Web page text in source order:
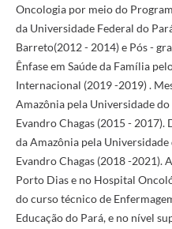
Oncologia por meio do
da Universidade Federal do
Barreto(2012 - 2014) e Pós -
Ênfase em Saúde da Família
Internacional (2019 -2019) .
Amazônia pela Universidade
Evandro Chagas (2015 -
da Amazônia pela
Evandro Chagas (2018 -2021).
Porto Dias e no Hospital
do curso técnico de
Educação do Pará, e no nível